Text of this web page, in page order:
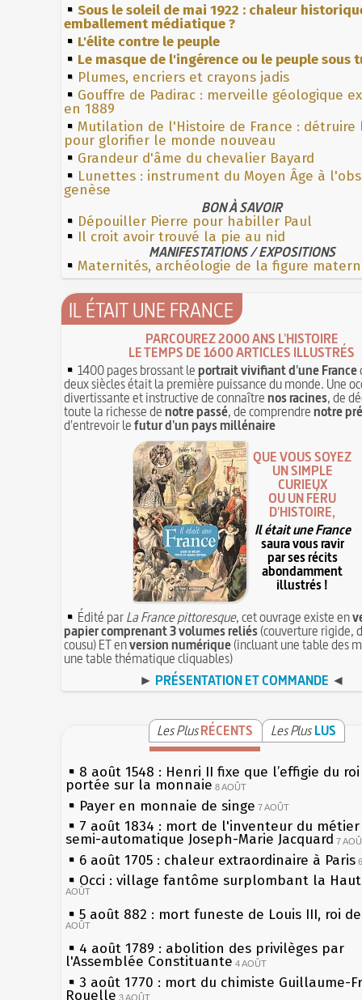
Sous le soleil de mai 1922 : chaleur
emballement médiatique ?
L'élite contre le peuple
Le masque de l'ingérence ou le peuple sous
Plumes, encriers et crayons jadis
Gouffre de Padirac : merveille géologique
en 1889
Mutilation de l'Histoire de France : détruire
pour glorifier le monde nouveau
Grandeur d'âme du chevalier Bayard
Lunettes : instrument du Moyen Âge à
genèse
BON À SAVOIR
Dépouiller Pierre pour habiller Paul
Il croit avoir trouvé la pie au nid
MANIFESTATIONS / EXPOSITIONS
Maternités, archéologie de la figure
IL ÉTAIT UNE FRANCE
PARCOUREZ 2000 ANS L'HISTOIRE
LE TEMPS DE 1600 ARTICLES ILLUSTRÉS
1400 pages brossant leportrait vivifiant d'une France
deux siècles était la première puissance du monde. Une
divertissante et instructive de connaîtrenos racines, de
toute la richesse denotre passé, de comprendrenotre
d'entrevoir lefutur d'un pays millénaire
QUE VOUS SOYEZ
UN SIMPLE
CURIEUX
OU UN FÉRU
D'HISTOIRE,
Il était une France
saura vous ravir
par ses récits
abondamment
illustrés !
Édité parLa France pittoresque, cet ouvrage existe en
papier comprenant 3 volumes reliés(couverture rigide,
cousu) ET enversion numérique(incluant une table des
une table thématique cliquables)
► PRÉSENTATION ET COMMANDE ◄
Les PlusRÉCENTS Les Plus LUS
8 août 1548 : Henri II fixe que l’effigie du
portée sur la monnaie 8 AOÛT
Payer en monnaie de singe 7 AOÛT
7 août 1834 : mort de l'inventeur du
semi-automatique Joseph-Marie Jacquard 7
6 août 1705 : chaleur extraordinaire à Paris
Occi : village fantôme surplombant la
AOÛT
5 août 882 : mort funeste de Louis III, roi
AOÛT
4 août 1789 : abolition des privilèges par
l'Assemblée Constituante 4 AOÛT
3 août 1770 : mort du chimiste Guillaume-
Rouelle 3 AOÛT